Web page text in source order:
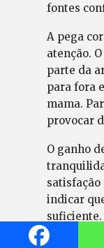
fontes
A pega
atenção.
parte da
para fora
mama.
provocar
O ganho
satisfação
indicar
suficiente.
Rede de